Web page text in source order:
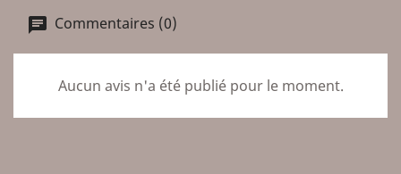
Commentaires (0)
Aucun avis n'a été publié pour le moment.